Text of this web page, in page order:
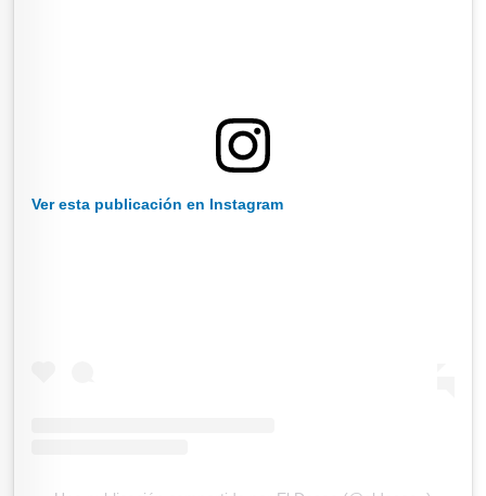
Ver esta publicación en Instagram